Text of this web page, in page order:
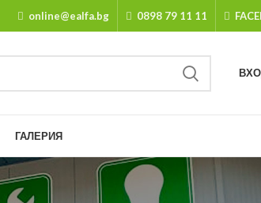
online@ealfa.bg 0898 79 11 11
ГАЛЕРИЯ